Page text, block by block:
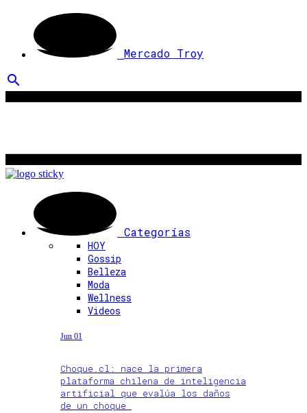
Mercado Troy
search
Categorías
HOY
Gossip
Belleza
Moda
Wellness
Videos
Jun 01
Choque.cl: nace la primera
plataforma chilena de inteligencia
artificial que evalúa los daños
de un choque